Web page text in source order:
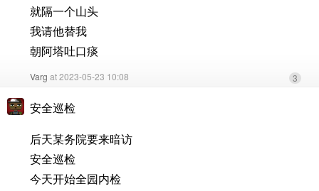
就隔一个山头
我请他替我
朝阿塔吐口痰
Varg at 2023-05-23 10:08 3
安全巡检
后天某务院要来暗访
安全巡检
今天开始全园内检